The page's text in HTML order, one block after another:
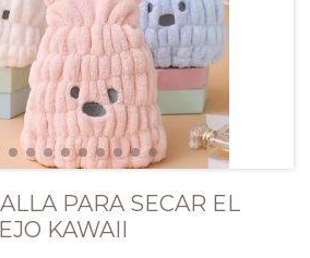
PARA SECAR EL
KAWAII